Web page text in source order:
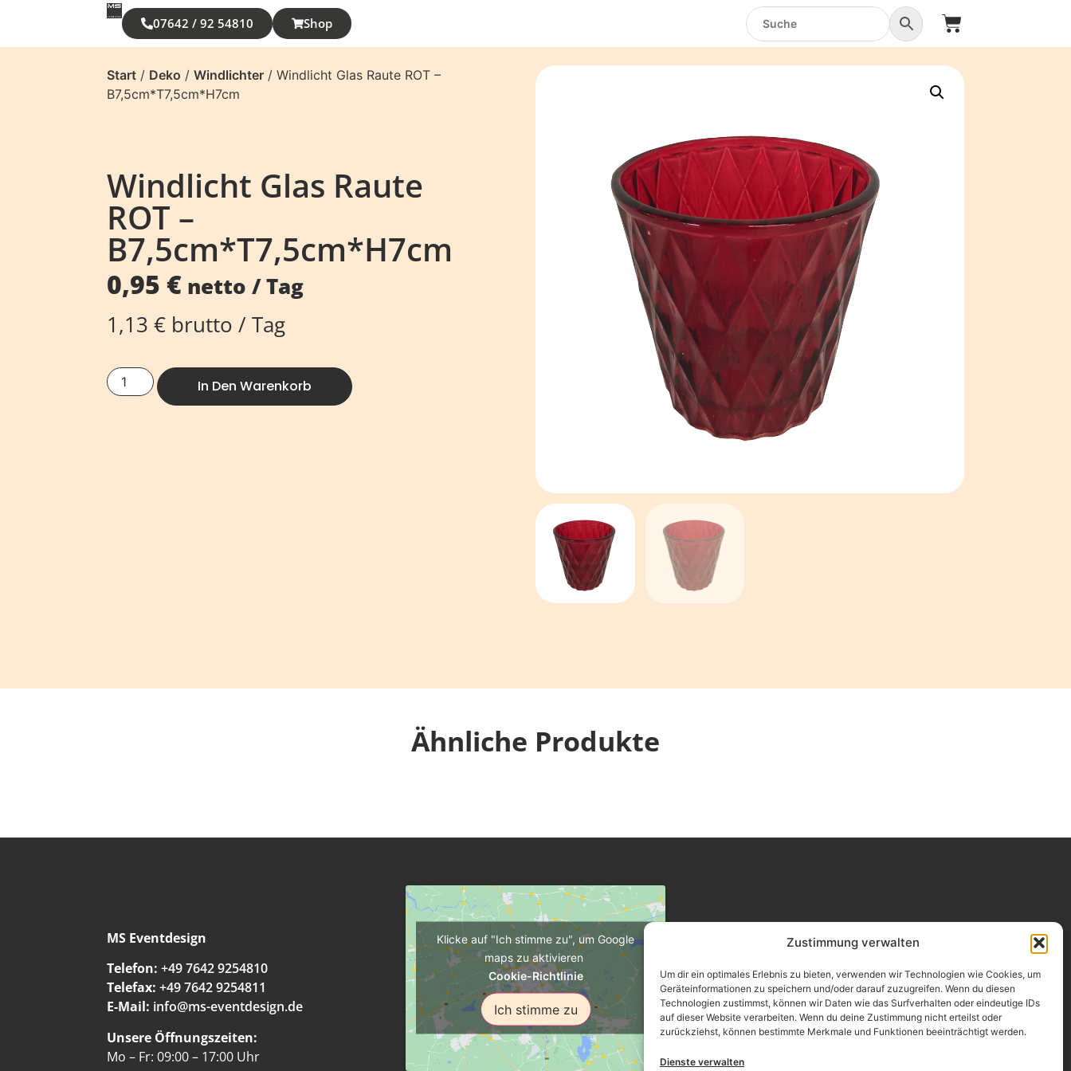
Zustimmung verwalten
Um dir ein optimales Erlebnis zu bieten, verwenden wir Technologien wie Cookies, um
Geräteinformationen zu speichern und/oder darauf zuzugreifen. Wenn du diesen
Technologien zustimmst, können wir Daten wie das Surfverhalten oder eindeutige IDs
auf dieser Website verarbeiten. Wenn du deine Zustimmung nicht erteilst oder
zurückziehst, können bestimmte Merkmale und Funktionen beeinträchtigt werden.
Dienste verwalten
07642 / 92 54810 Shop
Start / Deko /Windlichter / Windlicht Glas Raute ROT –
B7,5cm*T7,5cm*H7cm
Windlicht Glas Raute
ROT –
B7,5cm*T7,5cm*H7cm
0,95€ netto / Tag
1,13€ brutto / Tag
In Den Warenkorb
Ähnliche Produkte
MS Eventdesign
Telefon: +49 7642 9254810
Telefax: +49 7642 9254811
E-Mail: info@ms-eventdesign.de
Unsere Öffnungszeiten:
Mo – Fr: 09:00 – 17:00 Uhr
Klicke auf "Ich stimme zu", um Google
maps zu aktivieren
Cookie-Richtlinie
Ich stimme zu
Impressum
Datenschutz
Erklärung zur Barrierefreiheit
AGB